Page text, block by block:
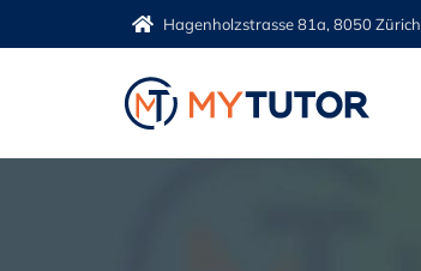
Hagenholzstrasse 81a, 8050 Zürich